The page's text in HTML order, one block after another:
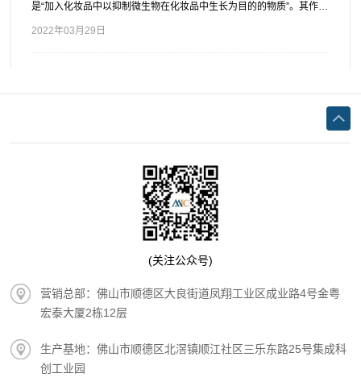
是“加入化妆品中以抑制微生物在化妆品中生长为目的的物质”。其作用
是防止化妆品在生产、使用及保质期内发生腐败变质，损害消费者的
2022年03月29日
(关注公众号)
营销总部：佛山市顺德区大良街道凤翔工业区成业路4号金粤
宏泰大厦2栋12层
生产基地：佛山市顺德区北滘镇顺江社区三乐东路25号集成科
创工业园